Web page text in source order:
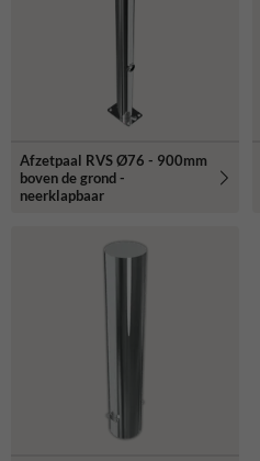
Afzetpaal RVS Ø76 - 900mm
boven de grond -
neerklapbaar